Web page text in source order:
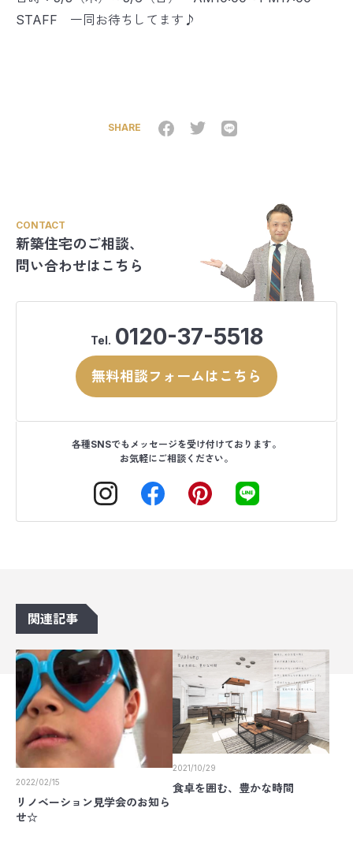
STAFF 一同お待ちしてます♪
SHARE
CONTACT
新築住宅のご相談、
問い合わせはこちら
Tel. 0120-37-5518
無料相談フォームはこちら
各種SNSでもメッセージを受け付けております。
お気軽にご相談ください。
関連記事
2022/02/15
リノベーション見学会のお知ら
せ☆
2021/10/29
食卓を囲む、豊かな時間